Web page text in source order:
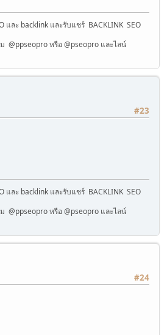
และ backlink และรับแชร์ BACKLINK SEO
@ppseopro หรือ @pseopro และไลน์
#23
และ backlink และรับแชร์ BACKLINK SEO
@ppseopro หรือ @pseopro และไลน์
#24